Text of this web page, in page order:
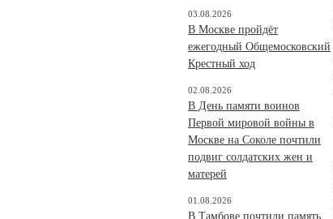
В Москве пройдёт
ежегодный Общемосковский
Крестный ход
03.08.2026
В День памяти воинов
Первой мировой войны в
Москве на Соколе почтили
подвиг солдатских жен и
матерей
02.08.2026
В Тамбове почтили память
01.08.2026